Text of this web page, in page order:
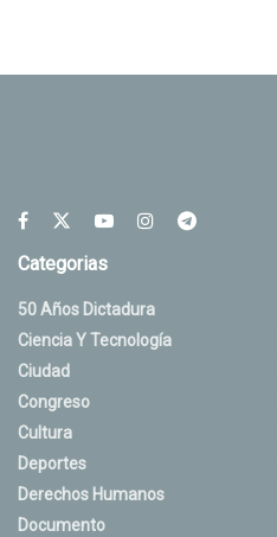
Categorias
50 Años Dictadura
Ciencia Y Tecnología
Ciudad
Congreso
Cultura
Deportes
Derechos Humanos
Documento